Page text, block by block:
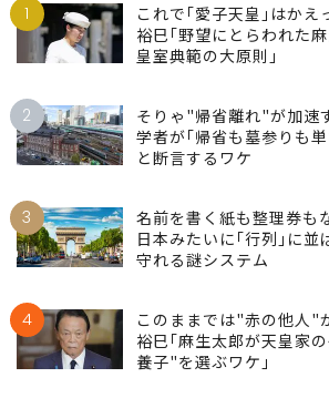
1
これで｢愛子天皇｣はか
裕巳｢野望にとらわれた
皇室典範の大原則｣
2
そりゃ"帰省離れ"が加速
学者が｢帰省も墓参りも
と断言するワケ
3
名前を書く紙も整理券も
日本みたいに｢行列｣に並
守れる謎システム
4
このままでは"赤の他人"
裕巳｢麻生太郎が天皇家
養子"を選ぶワケ｣